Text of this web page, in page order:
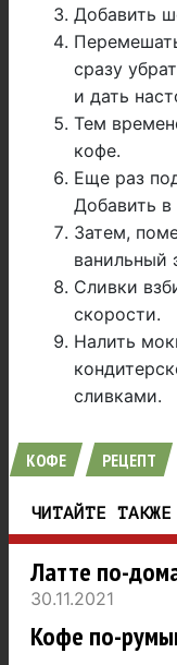
Добавить
сразу
и дать
Тем
кофе.
Еще раз
Добавить в
Затем,
ванильный
Сливки
скорости.
Налить
сливками.
КОФЕ РЕЦЕПТ
ЧИТАЙТЕ ТАКЖЕ
Латте по-
30.11.2021
Кофе по-